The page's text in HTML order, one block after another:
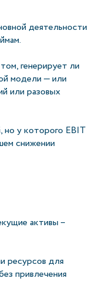
деятельности
генерирует ли
модели — или
или разовых
но у которого EBIT
снижении
активы –
ресурсов для
привлечения